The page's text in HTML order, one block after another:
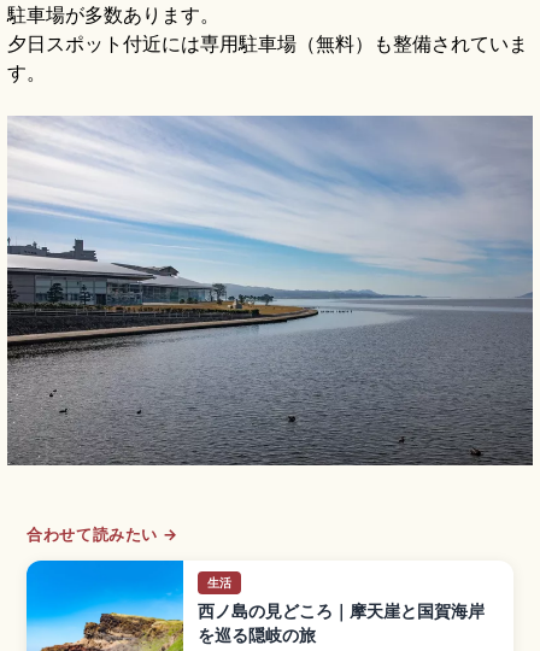
駐車場が多数あります。
夕日スポット付近には専用駐車場（無料）も整備されていま
す。
合わせて読みたい →
生活
西ノ島の見どころ｜摩天崖と国賀海岸
を巡る隠岐の旅